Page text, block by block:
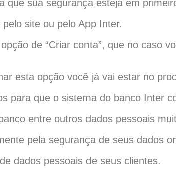
sua segurança esteja em
site ou pelo App Inter.
de “Criar conta”, que no caso
esta opção você já vai estar no
para que o sistema do banco Inter
entre outros dados pessoais
pela segurança de seus dados
dados pessoais de seus clientes.